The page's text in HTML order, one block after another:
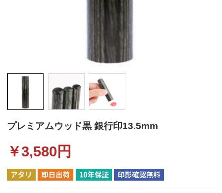
プレミアムウッド黒 銀行印13.5mm
￥3,580 円